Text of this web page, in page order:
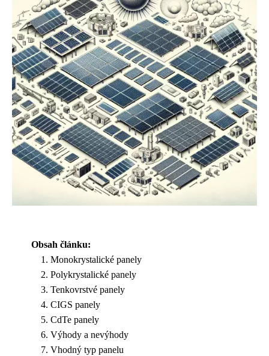
Obsah článku:
Monokrystalické panely
Polykrystalické panely
Tenkovrstvé panely
CIGS panely
CdTe panely
Výhody a nevýhody
Vhodný typ panelu